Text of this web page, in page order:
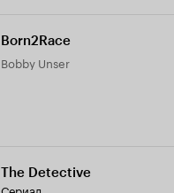
Born2Race
Bobby Unser
The Detective